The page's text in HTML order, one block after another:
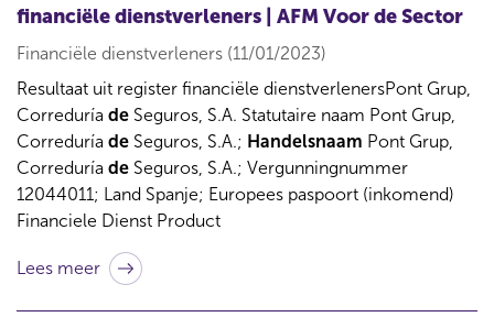
financiële dienstverleners | AFM Voor de Sector
Financiële dienstverleners (11/01/2023)
Resultaat uit register financiële dienstverlenersPont Grup,
Correduría de Seguros, S.A. Statutaire naam Pont Grup,
Correduría de Seguros, S.A.; Handelsnaam Pont Grup,
Correduría de Seguros, S.A.; Vergunningnummer
12044011; Land Spanje; Europees paspoort (inkomend)
Financiele Dienst Product
Lees meer